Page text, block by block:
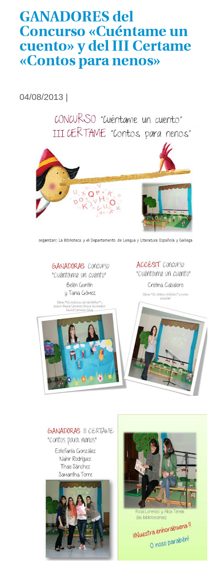
GANADORES del
Concurso «Cuéntame un
cuento» y del III Certame
«Contos para nenos»
04/08/2013 |